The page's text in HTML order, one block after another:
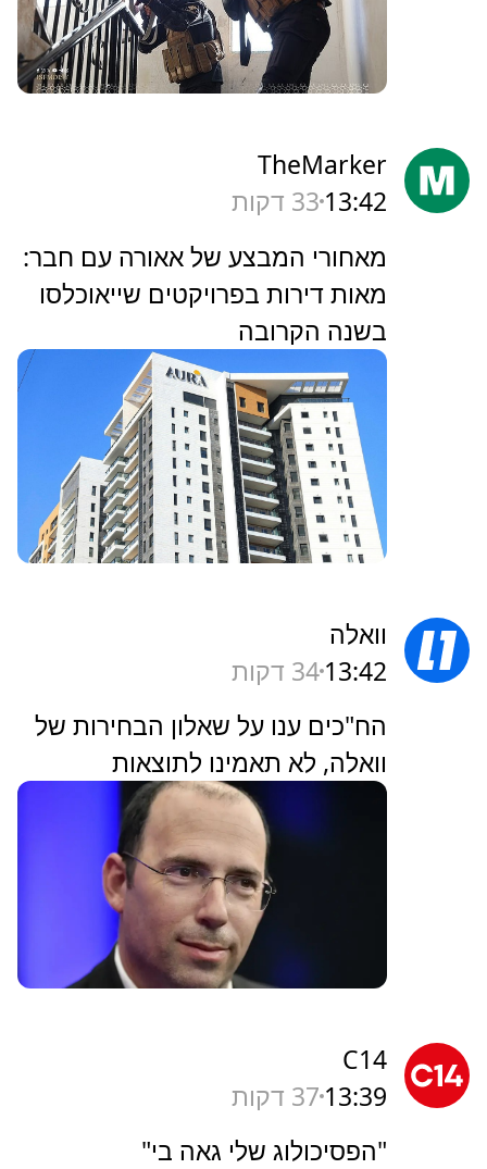
TheMarker
13:42 34 דקות
‏מאחורי המבצע של אאורה עם חבר:
מאות דירות בפרויקטים שייאוכלסו
בשנה הקרובה
וואלה
13:4234 דקות
הח"כים ענו על שאלון הבחירות של
וואלה, לא תאמינו לתוצאות
C14
13:39 37 דקות
"הפסיכולוג שלי גאה בי"